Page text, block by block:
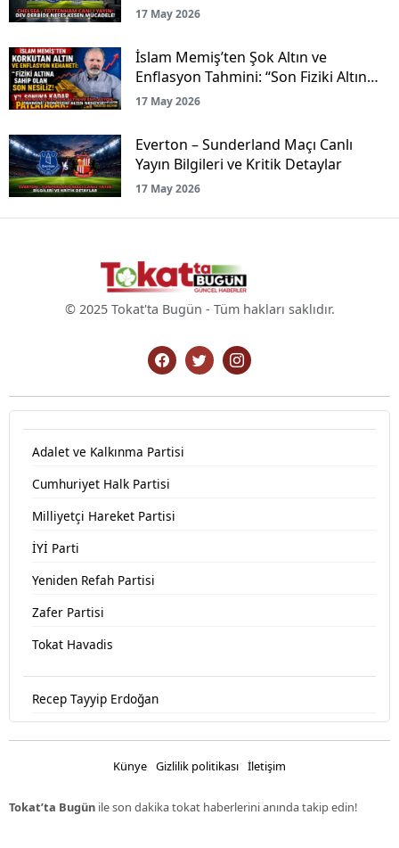
17 May 2026
İslam Memiş’ten Şok Altın ve
Enflasyon Tahmini: “Son Fiziki Altın
Nesliyiz!”
17 May 2026
Everton – Sunderland Maçı Canlı
Yayın Bilgileri ve Kritik Detaylar
17 May 2026
© 2025 Tokat'ta Bugün - Tüm hakları saklıdır.
Adalet ve Kalkınma Partisi
Cumhuriyet Halk Partisi
Milliyetçi Hareket Partisi
İYİ Parti
Yeniden Refah Partisi
Zafer Partisi
Tokat Havadis
Recep Tayyip Erdoğan
Künye Gizlilik politikası İletişim
Tokat’ta Bugün ile son dakika tokat haberlerini anında takip edin!